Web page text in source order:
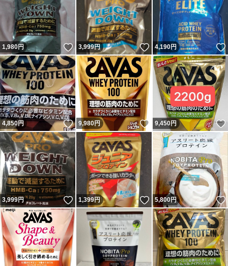
1,980円 いいね！
3,999円 いいね！
4,190円
4,850円 いいね！
9,980円 いいね！
9,450円
3,999円 いいね！
1,399円 いいね！
5,800円